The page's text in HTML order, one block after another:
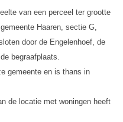
van een perceel ter grootte
Haaren, sectie G,
door de Engelenhoef, de
begraafplaats.
gemeente en is thans in
de locatie met woningen heeft